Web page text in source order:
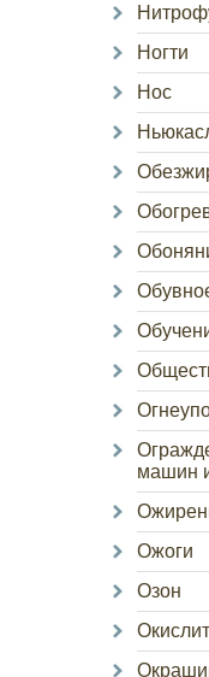
Ногти
Нос
машин
Ожоги
Озон